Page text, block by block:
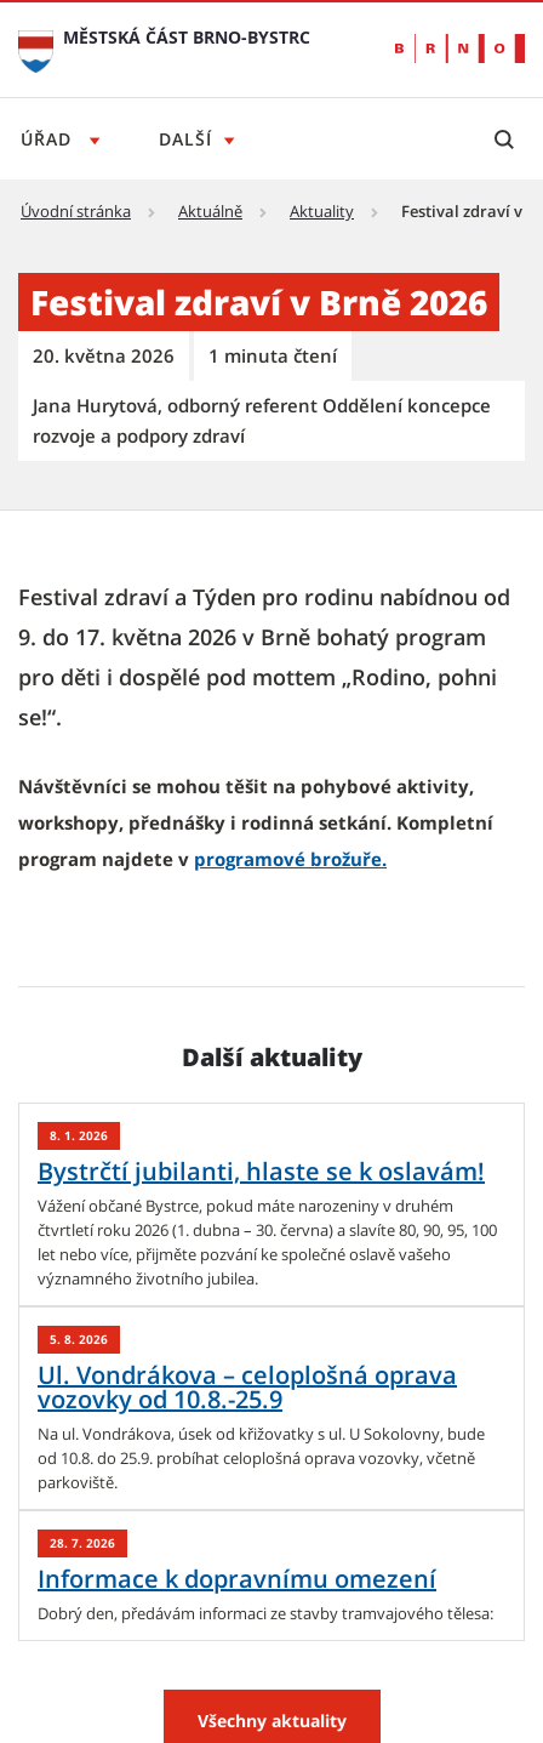
MĚSTSKÁ ČÁST BRNO-BYSTRC
ÚŘAD DALŠÍ
Úvodní stránka Aktuálně Aktuality Festival zdraví v
Festival zdraví v Brně 2026
20. května 2026 1 minuta čtení
Jana Hurytová, odborný referent Oddělení koncepce
rozvoje a podpory zdraví
Festival zdraví a Týden pro rodinu nabídnou od
9. do 17. května 2026 v Brně bohatý program
pro děti i dospělé pod mottem „Rodino, pohni
se!“.
Návštěvníci se mohou těšit na pohybové aktivity,
workshopy, přednášky i rodinná setkání. Kompletní
program najdete v programové brožuře.
Další aktuality
8. 1. 2026
Bystrčtí jubilanti, hlaste se k oslavám!
Vážení občané Bystrce, pokud máte narozeniny v druhém
čtvrtletí roku 2026 (1. dubna – 30. června) a slavíte 80, 90, 95, 100
let nebo více, přijměte pozvání ke společné oslavě vašeho
významného životního jubilea.
5. 8. 2026
Ul. Vondrákova – celoplošná oprava
vozovky od 10.8.-25.9
Na ul. Vondrákova, úsek od křižovatky s ul. U Sokolovny, bude
od 10.8. do 25.9. probíhat celoplošná oprava vozovky, včetně
parkoviště.
28. 7. 2026
Informace k dopravnímu omezení
Dobrý den, předávám informaci ze stavby tramvajového tělesa:
Všechny aktuality